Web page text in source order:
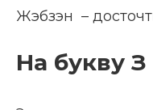
Жэбзэн –
На букву З